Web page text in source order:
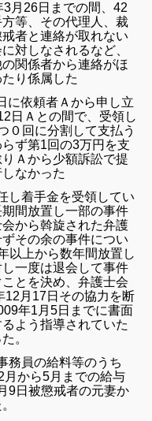
3月26日までの間、42
等、その代理人、裁
者と連絡が取れない
対しなされるなど、
関係者から連絡がほ
り係属した
に依頼者Ａから申し立
日Ａとの間で、受領し
０回に分割して支払う
らず第1回の3万円を支
Ａから少額訴訟で提
なかった
し着手金を受領してい
間放置し一部の事件
から斡旋された弁護
その余の事件につい
以上から数年間放置し
一度は退会して事件
とを決め、弁護士会
12月17日その協力を断
年1月5日までに書面
よう指導されていた
。
務員の給料等のうち
から5月までの給与
9日被懲戒者の元妻か